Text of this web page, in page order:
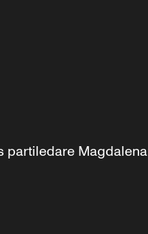
partiledare Magdalena